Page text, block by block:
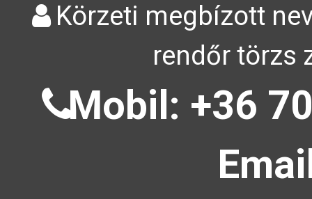
Körzeti megbízott
rendőr törzs
Mobil: +36